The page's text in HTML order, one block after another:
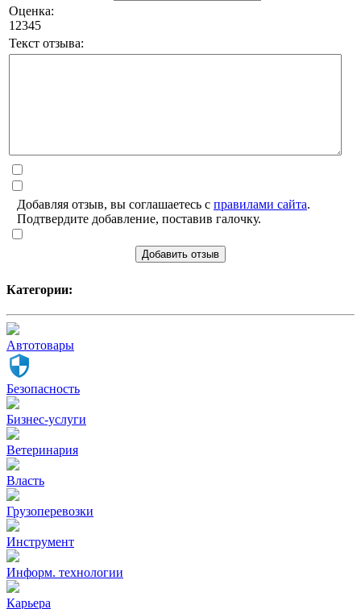
Оценка:
1 2345
Текст отзыва:
Добавляя отзыв, вы соглашаетесь с правилами сайта.
Подтвердите добавление, поставив галочку.
Добавить отзыв
Категории:
Автотовары
Безопасность
Бизнес-услуги
Ветеринария
Власть
Грузоперевозки
Инструмент
Информ. технологии
Карьера